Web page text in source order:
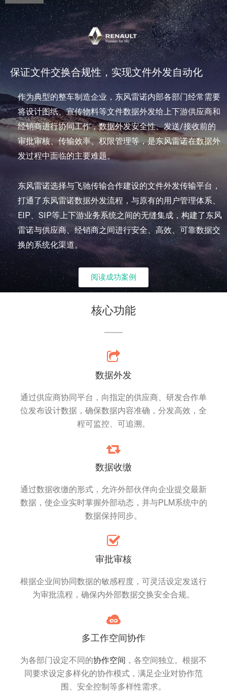
保证文件交换合规性，实现文件外发自动化
作为典型的整车制造企业，东风雷诺内部各部门经常需要
将设计图纸、宣传物料等文件数据外发给上下游供应商和
经销商进行协同工作，数据外发安全性、发送/接收前的
审批审核、传输效率、权限管理等，是东风雷诺在数据外
发过程中面临的主要难题。
东风雷诺选择与飞驰传输合作建设的文件外发传输平台，
打通了东风雷诺数据外发流程，与原有的用户管理体系、
EIP、SIP等上下游业务系统之间的无缝集成，构建了东风
雷诺与供应商、经销商之间进行安全、高效、可靠数据交
换的系统化渠道。
阅读成功案例
核心功能
数据外发
通过供应商协同平台，向指定的供应商、研发合作单
位发布设计数据，确保数据内容准确，分发高效，全
程可监控、可追溯。
数据收缴
通过数据收缴的形式，允许外部伙伴向企业提交最新
数据，使企业实时掌握外部动态，并与PLM系统中的
数据保持同步。
审批审核
根据企业间协同数据的敏感程度，可灵活设定发送行
为审批流程，确保内外部数据交换安全合规。
多工作空间协作
为各部门设定不同的协作空间 ，各空间独立。根据不
同要求设定多样化的协作模式，满足企业对协作范
围、安全控制等多样性需求。